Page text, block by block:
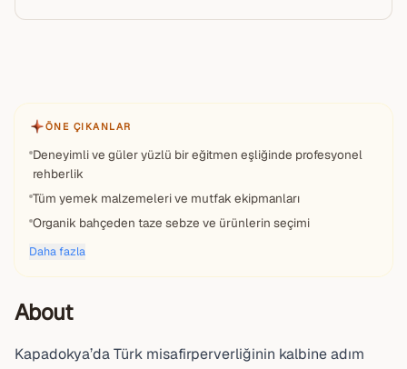
ÖNE ÇIKANLAR
Deneyimli ve güler yüzlü bir eğitmen eşliğinde profesyonel
rehberlik
Tüm yemek malzemeleri ve mutfak ekipmanları
Organik bahçeden taze sebze ve ürünlerin seçimi
Daha fazla
About
Kapadokya’da Türk misafirperverliğinin kalbine adım